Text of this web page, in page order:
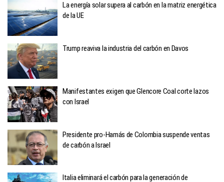
La energía solar supera al carbón en la matriz energética
de la UE
Trump reaviva la industria del carbón en Davos
Manifestantes exigen que Glencore Coal corte lazos
con Israel
Presidente pro-Hamás de Colombia suspende ventas
de carbón a Israel
Italia eliminará el carbón para la generación de